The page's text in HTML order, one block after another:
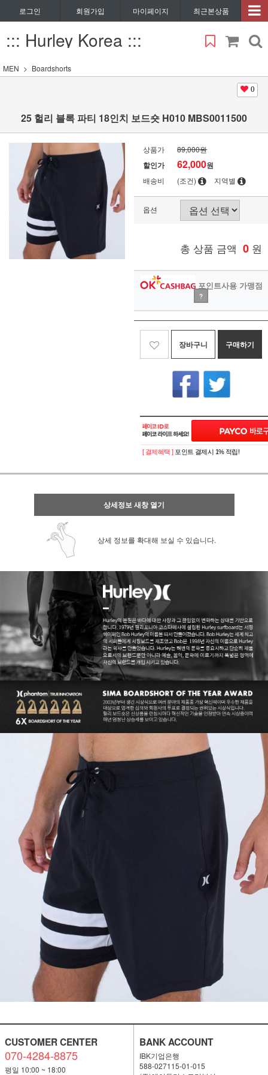
로그인 회원가입 마이페이지 최근본상품
::: Hurley Korea :::
MEN Boardshorts
0
25 헐리 블록 파티 18인치 보드숏 H010 MBS0011500
상품가 89,000원
할인가 62,000원
배송비 (조건) 지역별
옵션
총 상품 금액 0 원
포인트사용 가맹점
?
장바구니 구매하기
페이코 ID로 페
[ 결제혜택 ] 포인트 결제시 1% 적립!
상세정보 새창 열기
상세 정보를 확대해 보실 수 있습니다.
CUSTOMER CENTER
070-4284-8875
평일 10:00 ~ 18:00
BANK ACCOUNT
IBK기업은행
588-027115-01-015